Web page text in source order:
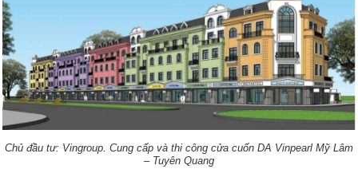
Chủ đầu tư: Vingroup Cung cấp và thi công cửa cuốn DA Vinpearl Mỹ Lâm
– Tuyên Quang